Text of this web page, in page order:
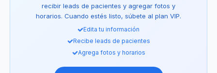
recibir leads de pacientes y agregar fotos y
horarios. Cuando estés listo, súbete al plan VIP.
Edita tu información
Recibe leads de pacientes
Agrega fotos y horarios